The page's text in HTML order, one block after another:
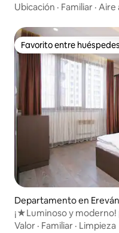
Komitas|WanderStay
Ubicación · Familiar · Aire
Favorito entre
Favorito entre huéspedes
Departamento en Ereván
¡★Luminoso y
en edificio nuevo!★
Valor · Familiar · Limpieza